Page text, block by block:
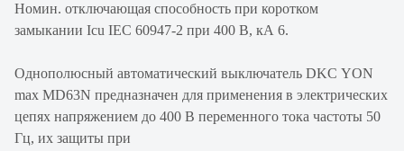
Номин. отключающая способность при коротком
замыкании Icu IEC 60947-2 при 400 В, кА 6.
Однополюсный автоматический выключатель DKC YON
max MD63N предназначен для применения в электрических
цепях напряжением до 400 В переменного тока частоты 50
Гц, их защиты при